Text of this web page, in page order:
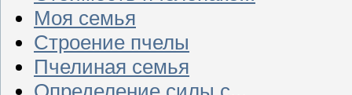
Моя семья
Строение пчелы
Пчелиная семья